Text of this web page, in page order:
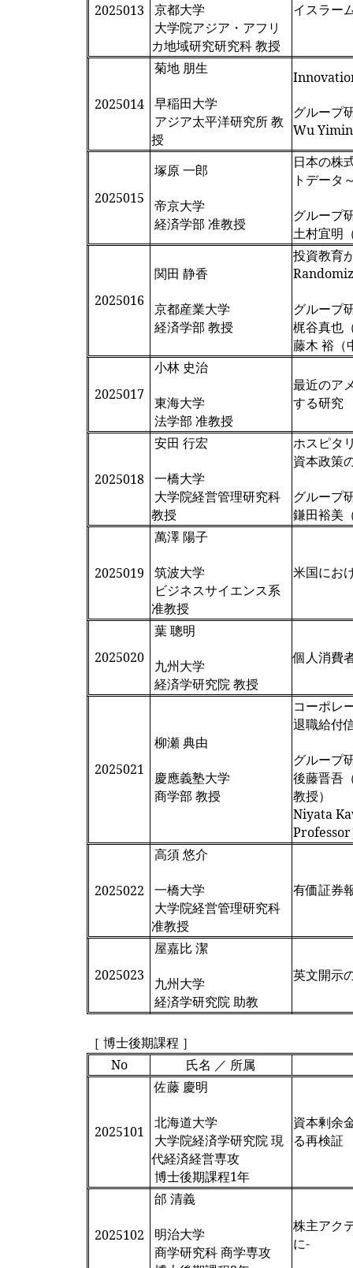
2025013
京都大学
大学院アジア・アフリ
カ地域研究研究科 教授
イスラー
2025014
菊地 朋生
早稲田大学
アジア太平洋研究所 教
授
グループ
Wu Yimin
2025015
塚原 一郎
帝京大学
経済学部 准教授
日本の株
トデータ
グループ
土村宜明
2025016
関田 静香
京都産業大学
経済学部 教授
投資教育
グループ
梶谷真也
藤木 裕（
2025017
小林 史治
東海大学
法学部 准教授
最近のア
する研究
2025018
安田 行宏
一橋大学
大学院経営管理研究科
教授
ホスピタ
資本政策
グループ
鎌田裕美
2025019
萬澤 陽子
筑波大学
ビジネスサイエンス系
准教授
米国にお
2025020
葉 聰明
九州大学
経済学研究院 教授
個人消費
2025021
柳瀬 典由
慶應義塾大学
商学部 教授
コーポレ
退職給付
グループ
後藤晋吾
教授）
Niyata
Professor
2025022
高須 悠介
一橋大学
大学院経営管理研究科
准教授
有価証券
2025023
屋嘉比 潔
九州大学
経済学研究院 助教
英文開示
［ 博士後期課程 ］
No
氏名 ／ 所属
2025101
佐藤 慶明
北海道大学
大学院経済学研究院 現
代経済経営専攻
博士後期課程1年
資本剰余
る再検証
2025102
邰 清義
明治大学
商学研究科 商学専攻
株主アク
に-